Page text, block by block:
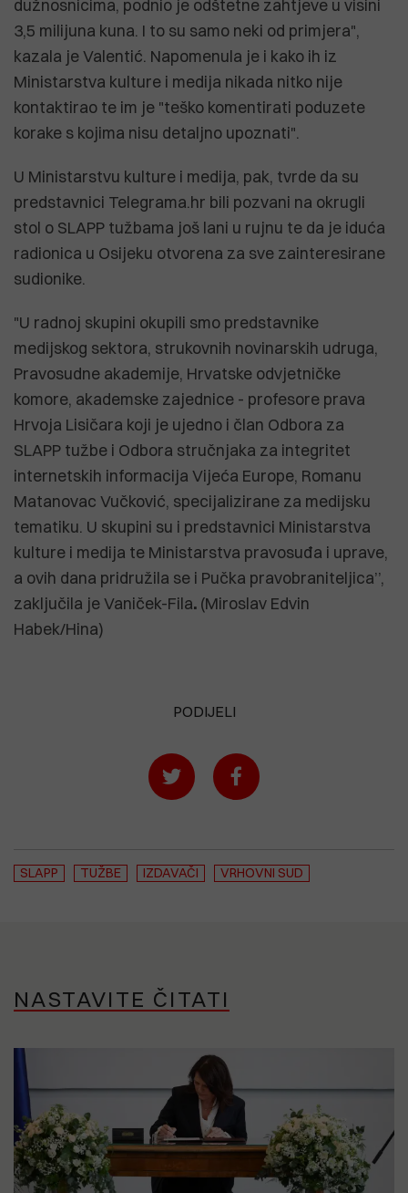
dužnosnicima, podnio je odštetne zahtjeve u visini
3,5 milijuna kuna. I to su samo neki od primjera",
kazala je Valentić. Napomenula je i kako ih iz
Ministarstva kulture i medija nikada nitko nije
kontaktirao te im je "teško komentirati poduzete
korake s kojima nisu detaljno upoznati".
U Ministarstvu kulture i medija, pak, tvrde da su
predstavnici Telegrama.hr bili pozvani na okrugli
stol o SLAPP tužbama još lani u rujnu te da je iduća
radionica u Osijeku otvorena za sve zainteresirane
sudionike.
"U radnoj skupini okupili smo predstavnike
medijskog sektora, strukovnih novinarskih udruga,
Pravosudne akademije, Hrvatske odvjetničke
komore, akademske zajednice - profesore prava
Hrvoja Lisičara koji je ujedno i član Odbora za
SLAPP tužbe i Odbora stručnjaka za integritet
internetskih informacija Vijeća Europe, Romanu
Matanovac Vučković, specijalizirane za medijsku
tematiku. U skupini su i predstavnici Ministarstva
kulture i medija te Ministarstva pravosuđa i uprave,
a ovih dana pridružila se i Pučka pravobraniteljica’’,
zaključila je Vaniček-Fila. (Miroslav Edvin
Habek/Hina)
PODIJELI
SLAPP TUŽBE IZDAVAČI VRHOVNI SUD
NASTAVITE ČITATI